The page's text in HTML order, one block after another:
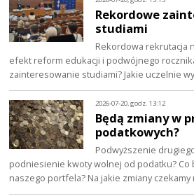
Rekordowe
studiami
Rekordowa rekrutacja
efekt reform edukacji i podwójnego
zainteresowanie studiami? Jakie uczelnie
2026-07-20, godz. 13:12
Będą zmiany w
podatkowych?
Podwyższenie
podniesienie kwoty wolnej od podatku? Co
naszego portfela? Na jakie zmiany